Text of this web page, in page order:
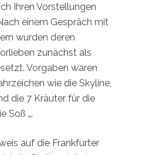
Ihren Vorstellungen
einem Gespräch mit
wurden deren
zunächst als
Vorgaben waren
wie die Skyline,
die 7 Kräuter für die
Soß „.
auf die Frankfurter